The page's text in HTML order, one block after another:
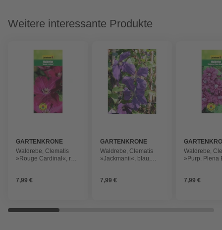
Weitere interessante Produkte
GARTENKRONE
Waldrebe, Clematis
»Rouge Cardinal«, rot,
7,99 €
GARTENKRONE
Waldrebe, Clematis
»Jackmanii«, blau,
7,99 €
Waldrebe,
»Purp. Plena
7,99 €